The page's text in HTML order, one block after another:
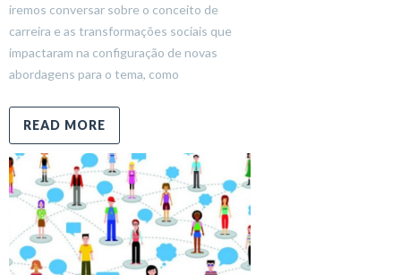
iremos conversar sobre o conceito de
carreira e as transformações sociais que
impactaram na configuração de novas
abordagens para o tema, como
READ MORE